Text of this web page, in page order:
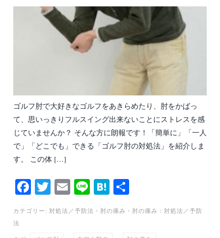
ゴルフ肘で大好きなゴルフをあきらめたり、肘をかばっ
て、思いっきりフルスイング出来ないことにストレスを感
じていませんか？ そんな方に朗報です！「簡単に」「一人
で」「どこでも」できる「ゴルフ肘の対処法」を紹介しま
す。 この体 […]
Fa
ce
bo
T
wi
tte
E
m
ail
Li
ne
H
at
en
有
カテゴリー: 対処法／予防法 ・ 肘の痛み ・ 肘の痛み：対処法／予防
法